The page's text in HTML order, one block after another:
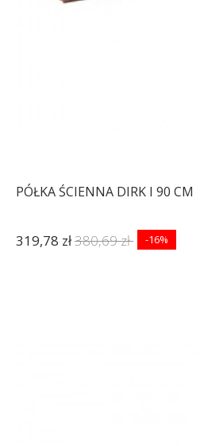
PÓŁKA ŚCIENNA DIRK I 90 CM
319,78 zł380,69 zł -16%